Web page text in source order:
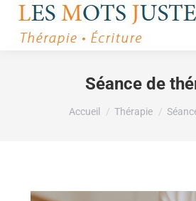
Séance de
Vous êtes ici :
Accueil Thérapie